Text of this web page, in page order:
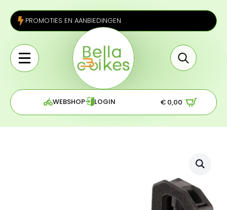
PROMOTIES EN AANBIEDINGEN
for:
WEBSHOP LOGIN € 0,00